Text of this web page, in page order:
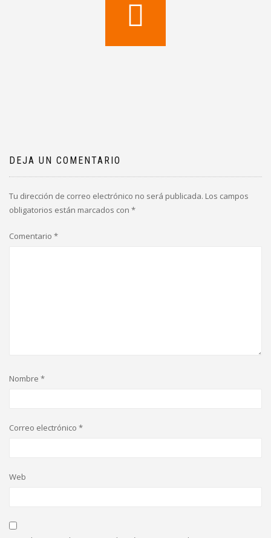
DEJA UN COMENTARIO
Tu dirección de correo electrónico no será publicada. Los campos
obligatorios están marcados con *
Comentario *
Nombre *
Correo electrónico *
Web